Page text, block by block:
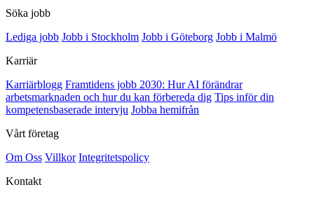
Söka jobb
Lediga jobb Jobb i Stockholm Jobb i Göteborg Jobb i Malmö
Karriär
Karriärblogg Framtidens jobb 2030: Hur AI förändrar
arbetsmarknaden och hur du kan förbereda dig Tips inför din
kompetensbaserade intervju Jobba hemifrån
Vårt företag
Om Oss Villkor Integritetspolicy
Kontakt